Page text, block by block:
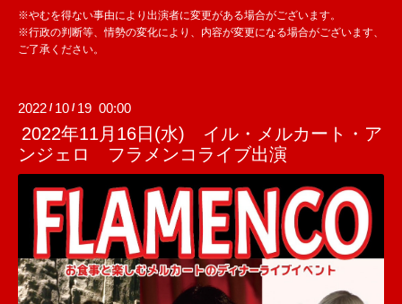
※やむを得ない事由により出演者に変更がある場合がございます。
※行政の判断等、情勢の変化により、内容が変更になる場合がございます、
ご了承ください。
2022 / 10 / 19 00:00
2022年11月16日(水) イル・メルカート・ア
ンジェロ フラメンコライブ出演